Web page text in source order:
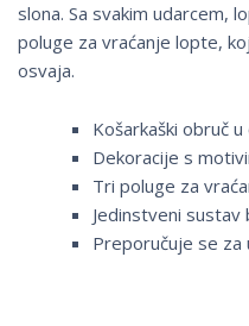
slona. Sa svakim udarcem,
poluge za vraćanje lopte,
osvaja.
Košarkaški obruč u
Dekoracije s
Tri poluge za
Jedinstveni sustav
Preporučuje se